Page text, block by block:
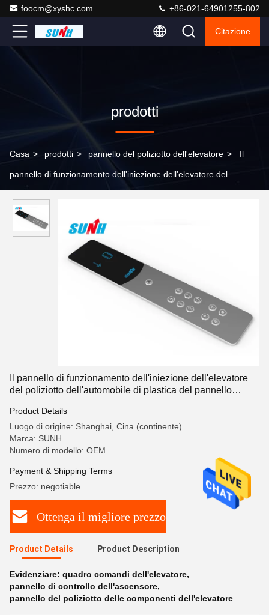
foocm@xyshc.com +86-021-64901255-802
Citazione
prodotti
Casa > prodotti > pannello del poliziotto dell'elevatore > Il
pannello di funzionamento dell'iniezione dell'elevatore del
l'elevatore del passeggero
Il pannello di funzionamento dell'iniezione dell'elevatore
del poliziotto dell'automobile di plastica del pannello
Product Details
Luogo di origine: Shanghai, Cina (continente)
Marca: SUNH
Numero di modello: OEM
Payment & Shipping Terms
Prezzo: negotiable
Ottenga il migliore prezzo
Product Details Product Description
Evidenziare: quadro comandi dell'elevatore,
pannello di controllo dell'ascensore,
pannello del poliziotto delle componenti dell'elevatore